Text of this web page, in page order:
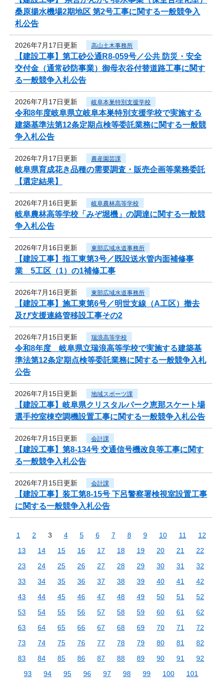
桑原揚水機場2期地区 第2号工事に関する一般競争入
札公告
2026年7月17日更新 高山土木事務所
【建設工事】第工砂公通R8-059号／公共 防災・安全
交付金（通常砂防事業）御母衣谷付替道路工事に関す
る一般競争入札公告
2026年7月17日更新 岐阜本巣特別支援学校
令和8年度岐阜県立岐阜本巣特別支援学校で実施する
建築基準法第12条定期点検等委託業務に関する一般競
争入札公告
2026年7月17日更新 農産園芸課
岐阜県育成花き品種の需要調査・販売企画等業務委託
【選定結果】
2026年7月16日更新 岐阜農林高等学校
岐阜農林高等学校「みぞ堀機」の調達に関する一般競
争入札公告
2026年7月16日更新 東部広域水道事務所
【建設工事】指工東第3号／既設送水管内面補修事
業 5工区（1）の1補修工事
2026年7月16日更新 東部広域水道事務所
【建設工事】施工東第6号／明世支線（A工区）撤去
及び支援連絡管移設工事その2
2026年7月15日更新 瑞浪高等学校
令和8年度 岐阜県立瑞浪高等学校で実施する建築基
準法第12条定期点検等委託業務に関する一般競争入札
公告
2026年7月15日更新 地域スポーツ課
【建設工事】岐阜県クリスタルパーク恵那スケート場
選手控室棟空調機設置工事に関する一般競争入札公告
2026年7月15日更新 会計課
【建設工事】第8-134号 交通信号機改良等工事に関す
る一般競争入札公告
2026年7月15日更新 会計課
【建設工事】装工第8-15号 下呂警察署検視室設置工事
に関する一般競争入札公告
1 2 3 4 5 6 7 8 9 10 11
12
13
14 15 16 17 18 19 20 21
22
23
24 25 26 27 28 29 30 31
32
33
34 35 36 37 38 39 40 41
42
43
44 45 46 47 48 49 50 51
52
53
54 55 56 57 58 59 60 61
62
63
64 65 66 67 68 69 70 71
72
73
74 75 76 77 78 79 80 81
82
83
84 85 86 87 88 89 90 91
92
93
94 95 96 97 98 99 100
101